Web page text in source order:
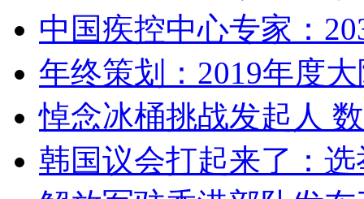
中国疾控中心专家：
年终策划：2019年度
悼念冰桶挑战发起人
韩国议会打起来了：